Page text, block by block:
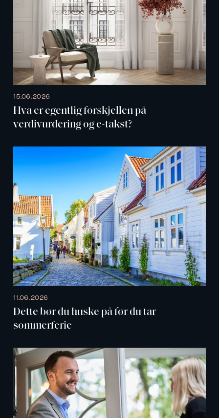
15.06.2026
Hva er egentlig forskjellen på
verdivurdering og e-takst?
11.06.2026
Dette bør du huske på før du tar
sommerferie